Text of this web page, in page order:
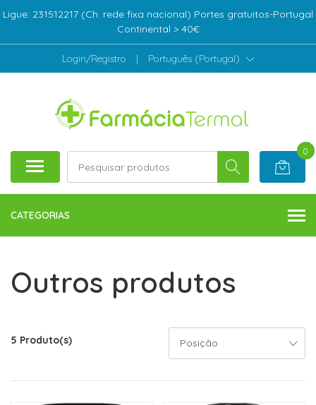
Ligue: 231512217 (Ch. rede fixa nacional) Portes gratuitos-Portugal
Continental > 40€
Login/Registro | Português (Portugal)
0
CATEGORIAS
Outros produtos
5 Produto(s)